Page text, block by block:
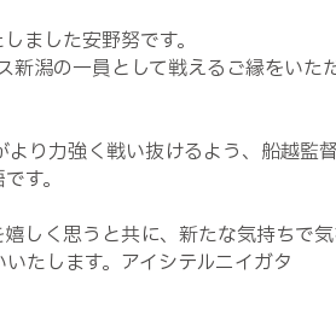
ました安野努です。
潟の一員として戦えるご縁をい
り力強く戦い抜けるよう、船越
す。
しく思うと共に、新たな気持ちで
たします。アイシテルニイガタ